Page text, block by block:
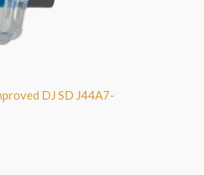
DJ SD J44A7-